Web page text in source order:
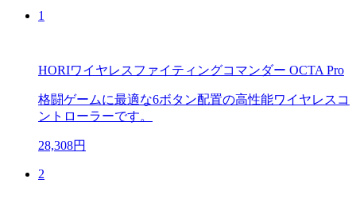
1
HORIワイヤレスファイティングコマンダー OCTA Pro
格闘ゲームに最適な6ボタン配置の高性能ワイヤレスコ
ントローラーです。
28,308円
2